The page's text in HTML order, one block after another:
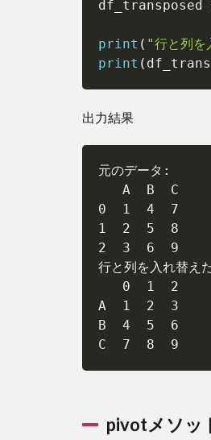
メソ
の基
本
2.2
Stack
メソ
ッド
名を
行イ
ンデ
ック
スに
変換
する
方法
df_transposed
print ( "行と列を
print (
出力結果
元のデータ:
   A  B  C
0  1  4  7
1  2  5  8
2  3  6  9
行と列を入れ替え
   0  1  2
A  1  2  3
B  4  5  6
C  7  8  9
pivotメソッ